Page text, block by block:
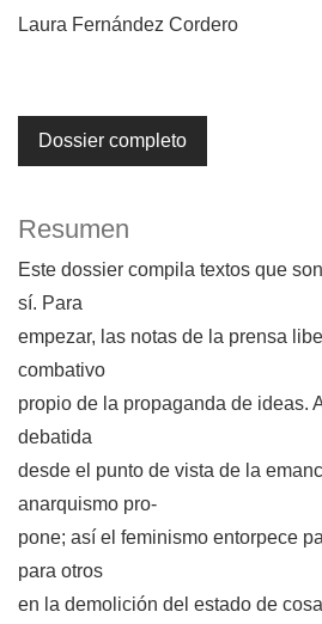
Laura Fernández Cordero
Dossier completo
Resumen
Este dossier compila textos que
sí. Para
empezar, las notas de la prensa
combativo
propio de la propaganda de ideas.
debatida
desde el punto de vista de la
anarquismo pro-
pone; así el feminismo entorpece
para otros
en la demolición del estado de